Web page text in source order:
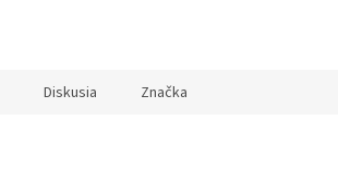
Diskusia Značka